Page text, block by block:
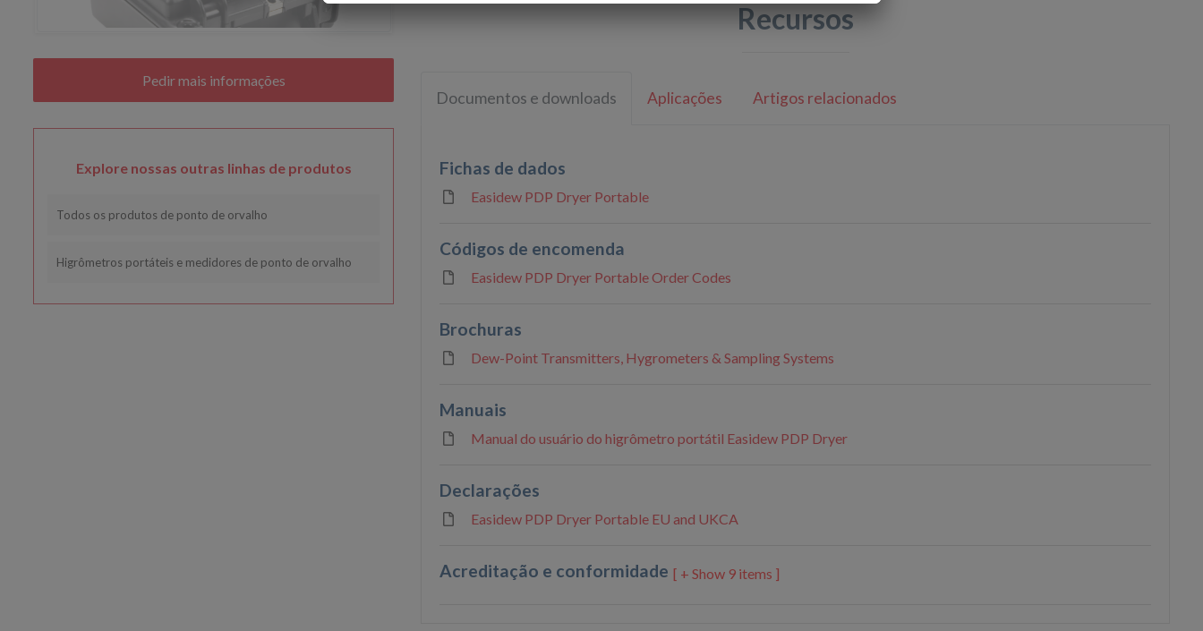
Explore nossas outras linhas de produtos
Todos os produtos de ponto de orvalho
Higrômetros portáteis e medidores de ponto de orvalho
Recursos
Documentos e downloads Aplicações Artigos relacionados
Fichas de dados
Easidew PDP Dryer Portable
Códigos de encomenda
Easidew PDP Dryer Portable Order Codes
Brochuras
Dew-Point Transmitters, Hygrometers & Sampling Systems
Manuais
Manual do usuário do higrômetro portátil Easidew PDP Dryer
Declarações
Easidew PDP Dryer Portable EU and UKCA
Acreditação e conformidade 9 items ]